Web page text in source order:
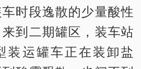
时段逸散的少量酸性
到二期罐区，装车站
装运罐车正在装卸盐